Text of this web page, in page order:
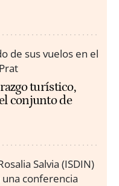
turístico,
conjunto de